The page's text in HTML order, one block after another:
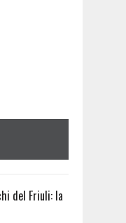
del Friuli: la